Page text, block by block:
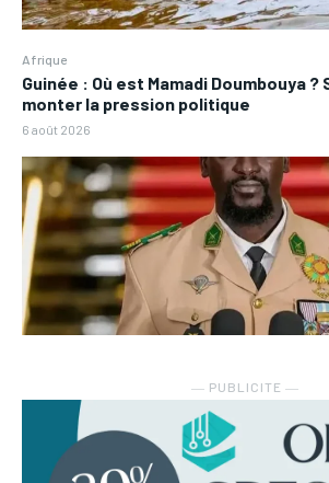
Afrique
Guinée : Où est Mamadi Doumbouya
monter la pression politique
6 août 2026
― PUBLICITE ―